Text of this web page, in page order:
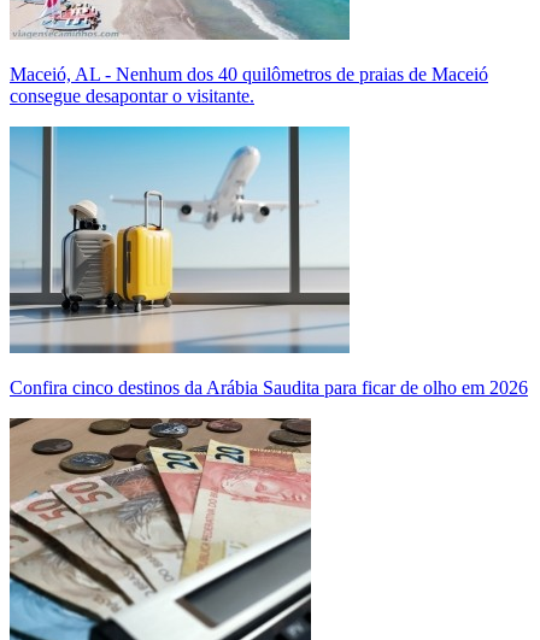
Maceió, AL - Nenhum dos 40 quilômetros de praias de Maceió
consegue desapontar o visitante.
Confira cinco destinos da Arábia Saudita para ficar de olho em 2026